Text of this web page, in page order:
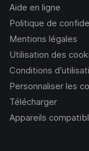
Aide en ligne
Politique de
Mentions légales
Utilisation des
Conditions
Personnaliser les
Télécharger
Appareils